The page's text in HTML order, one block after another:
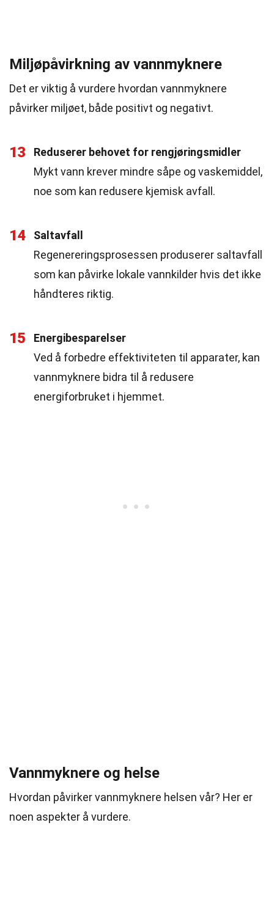
Miljøpåvirkning av vannmyknere
Det er viktig å vurdere hvordan vannmyknere
påvirker miljøet, både positivt og negativt.
13
Reduserer behovet for rengjøringsmidler
Mykt vann krever mindre såpe og vaskemiddel,
noe som kan redusere kjemisk avfall.
14
Saltavfall
Regenereringsprosessen produserer saltavfall
som kan påvirke lokale vannkilder hvis det ikke
håndteres riktig.
15
Energibesparelser
Ved å forbedre effektiviteten til apparater, kan
vannmyknere bidra til å redusere
energiforbruket i hjemmet.
Vannmyknere og helse
Hvordan påvirker vannmyknere helsen vår? Her er
noen aspekter å vurdere.